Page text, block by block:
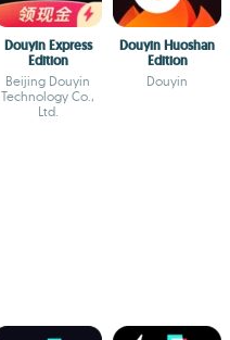
Douyin Express
Edition
Beijing Douyin
Technology Co.,
Ltd.
Douyin Huoshan
Edition
Douyin